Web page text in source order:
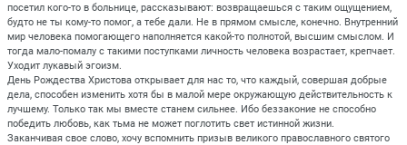
посетил кого-то в больнице, рассказывают: возвращаешься с таким ощущением,
будто не ты кому-то помог, а тебе дали. Не в прямом смысле, конечно. Внутренний
мир человека помогающего наполняется какой-то полнотой, высшим смыслом. И
тогда мало-помалу с такими поступками личность человека возрастает, крепчает.
Уходит лукавый эгоизм.
День Рождества Христова открывает для нас то, что каждый, совершая добрые
дела, способен изменить хотя бы в малой мере окружающую действительность к
лучшему. Только так мы вместе станем сильнее. Ибо беззаконие не способно
победить любовь, как тьма не может поглотить свет истинной жизни.
Заканчивая свое слово, хочу вспомнить призыв великого православного святого